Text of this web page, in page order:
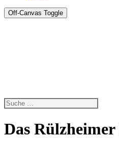
Off-Canvas Toggle
Das